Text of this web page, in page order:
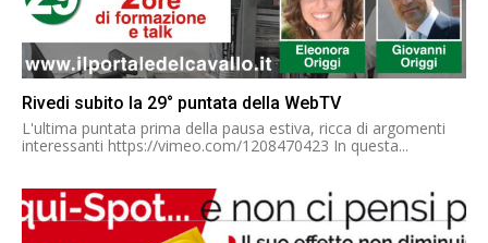
Rivedi subito la 29° puntata della WebTV
L'ultima puntata prima della pausa estiva, ricca di argomenti
interessanti https://vimeo.com/1208470423 In questa...